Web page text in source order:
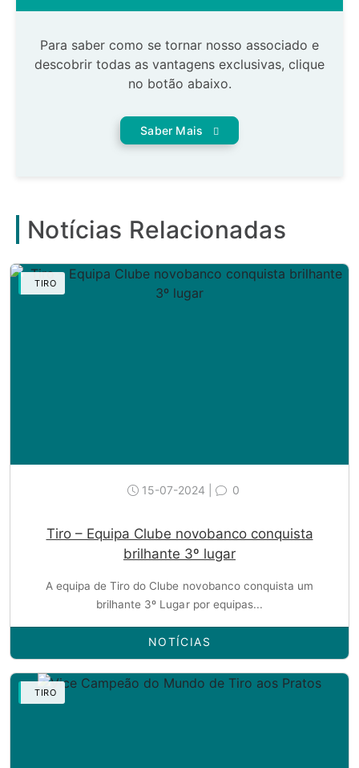
Para saber como se tornar nosso associado e
descobrir todas as vantagens exclusivas, clique
no botão abaixo.
Saber Mais
Notícias Relacionadas
TIRO
15-07-2024 | 0
Tiro – Equipa Clube novobanco conquista
brilhante 3º lugar
A equipa de Tiro do Clube novobanco conquista um
brilhante 3º Lugar por equipas...
NOTÍCIAS
TIRO